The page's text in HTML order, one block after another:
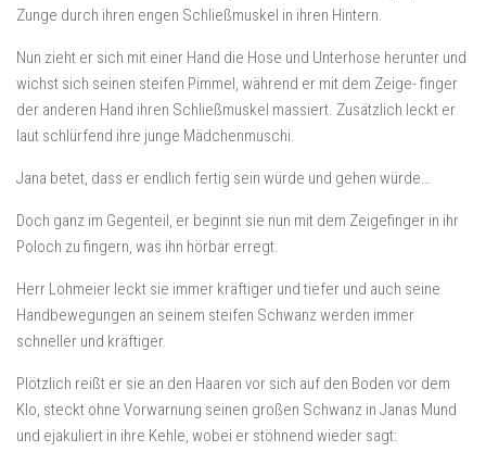
Zunge durch ihren engen Schließmuskel in ihren Hintern.
Nun zieht er sich mit einer Hand die Hose und Unterhose herunter und
wichst sich seinen steifen Pimmel, während er mit dem Zeige- finger
der anderen Hand ihren Schließmuskel massiert. Zusätzlich leckt er
laut schlürfend ihre junge Mädchenmuschi.
Jana betet, dass er endlich fertig sein würde und gehen würde…
Doch ganz im Gegenteil, er beginnt sie nun mit dem Zeigefinger in ihr
Poloch zu fingern, was ihn hörbar erregt.
Herr Lohmeier leckt sie immer kräftiger und tiefer und auch seine
Handbewegungen an seinem steifen Schwanz werden immer
schneller und kräftiger.
Plötzlich reißt er sie an den Haaren vor sich auf den Boden vor dem
Klo, steckt ohne Vorwarnung seinen großen Schwanz in Janas Mund
und ejakuliert in ihre Kehle, wobei er stöhnend wieder sagt: